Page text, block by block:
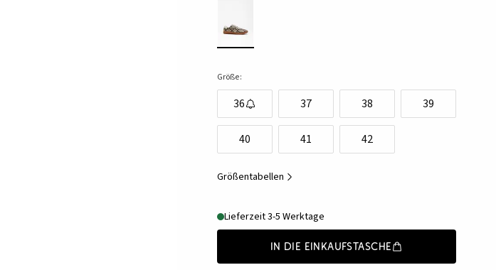
Größe:
36 37 38 39
40 41 42
Größentabellen
Lieferzeit 3-5 Werktage
In die Einkaufstasche